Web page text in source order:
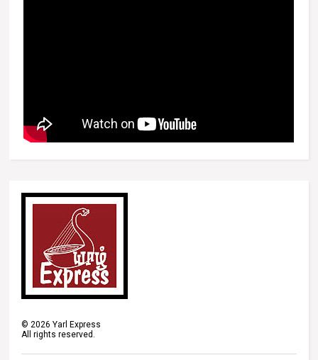
©2026 Yarl Express
All rights reserved.